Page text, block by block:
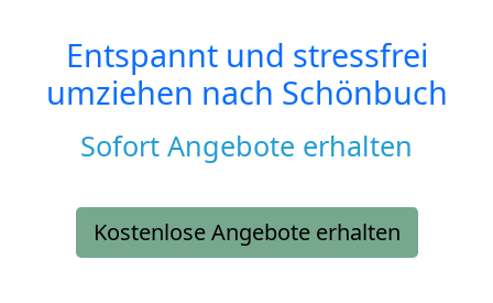
Entspannt und stressfrei
umziehen nach Schönbuch
Sofort Angebote erhalten
Kostenlose Angebote erhalten